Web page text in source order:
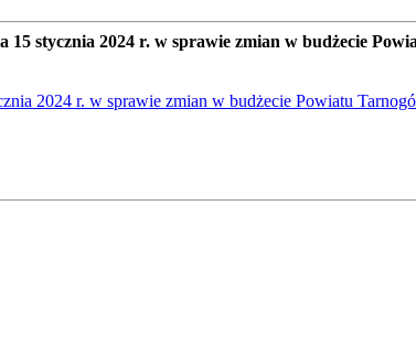
stycznia 2024 r. w sprawie zmian w budżecie
2024 r. w sprawie zmian w budżecie Powiatu